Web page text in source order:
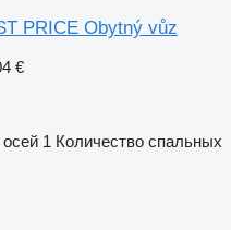
PRICE Obytný vůz
€
1 Количество спальных